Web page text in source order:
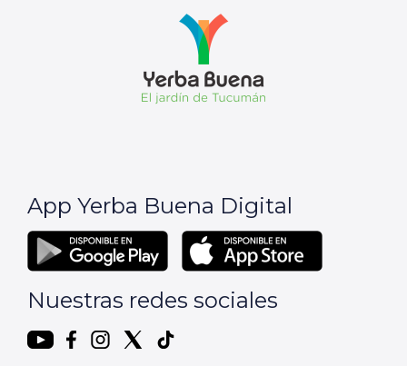
App Yerba Buena Digital
Nuestras redes sociales